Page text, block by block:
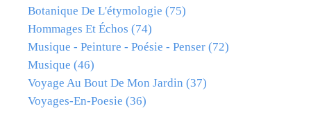
Botanique De L'étymologie (75)
Hommages Et Échos (74)
Musique - Peinture - Poésie - Penser (72)
Musique (46)
Voyage Au Bout De Mon Jardin (37)
Voyages-En-Poesie (36)